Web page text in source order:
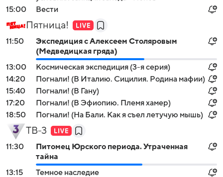
15:00
Вести
Пятница!
11:50
Экспeдиция с Алексeем Столяровым
(Медведицкая гряда)
13:00
Космическая экспедиция (3-я серия)
14:20
Погнали! (В Италию. Сицилия. Родина мафии)
15:40
Погнали! (В Гану)
17:20
Погнали! (В Эфиопию. Племя хамер)
18:50
Погнали! (На Бали. Как я съел летучую мышь)
ТВ-3
11:30
Питомец Юрского периода. Утраченная
тайна
13:15
Темное наследие